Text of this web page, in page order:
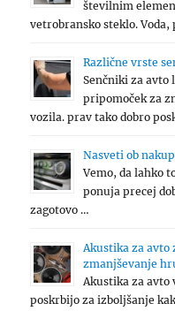
številnim
vetrobransko steklo. Voda,
Različne vrste
Senčniki za
pripomoček za
vozila. prav tako dobro
Nasveti ob
Vemo, da lahko
ponuja precej
zagotovo …
Akustika za avto
zmanjševanje
Akustika za
poskrbijo za izboljšanje